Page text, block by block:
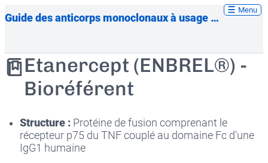
Guide des anticorps monoclonaux à usage thérapeutique
Menu
Etanercept (ENBREL®) -
Bioréférent
Structure : Protéine de fusion comprenant le
récepteur p75 du TNF couplé au domaine Fc d'une
IgG1 humaine